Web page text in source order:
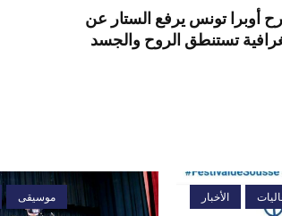
مسرح أوبرا تونس يرفع الستار عن
تستنطق الروح والجسد
موسيقى الأخبار